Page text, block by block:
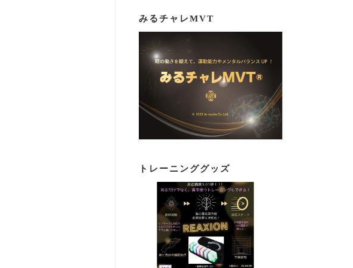
みるチャレMVT
トレーニンググッズ